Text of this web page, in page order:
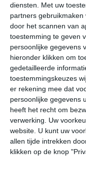
diensten.
Met uw
partners
door het scannen van
toestemming te geven
persoonlijke gegevens
hieronder klikken om
gedetailleerde
toestemmingskeuzes
er rekening mee dat
persoonlijke gegevens
heeft het recht om
verwerking. Uw
website. U kunt uw
allen tijde intrekken
klikken op de knop
ma
35°
30°C
11:00
11:00 14:00